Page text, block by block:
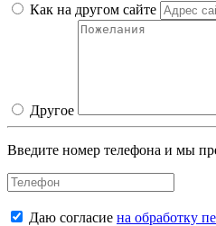
Как на другом сайте
Другое
Введите номер телефона и мы
Даю согласие на обработку